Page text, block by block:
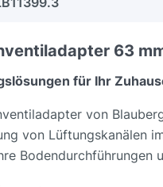
63
für Ihr
von
von Lüftungskanälen